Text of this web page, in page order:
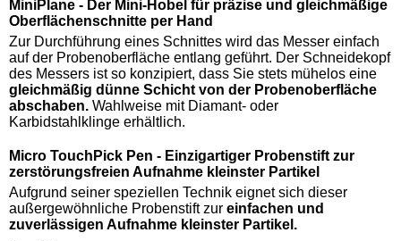
MiniPlane - Der Mini-Hobel für präzise und gleichmäßige
Oberflächenschnitte per Hand
Zur Durchführung eines Schnittes wird das Messer einfach
auf der Probenoberfläche entlang geführt. Der Schneidekopf
des Messers ist so konzipiert, dass Sie stets mühelos eine
gleichmäßig dünne Schicht von der Probenoberfläche
abschaben. Wahlweise mit Diamant- oder
Karbidstahlklinge erhältlich.
Micro TouchPick Pen - Einzigartiger Probenstift zur
zerstörungsfreien Aufnahme kleinster Partikel
Aufgrund seiner speziellen Technik eignet sich dieser
außergewöhnliche Probenstift zur einfachen und
zuverlässigen Aufnahme kleinster Partikel.